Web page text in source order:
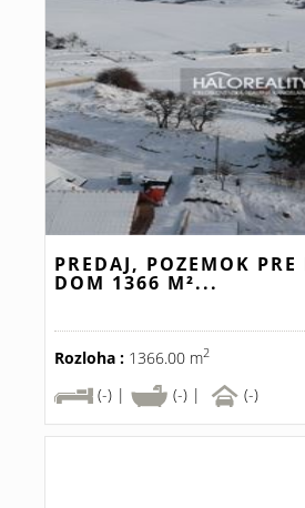
PREDAJ, POZEMOK
DOM 1366 M²...
Rozloha : 1366.00 m2
(-) |
(-) | (-)